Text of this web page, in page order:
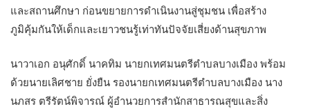
และสถานศึกษา ก่อนขยายการดำเนินงานสู่ชุมชน เพื่อสร้าง
ภูมิคุ้มกันให้เด็กและเยาวชนรู้เท่าทันปัจจัยเสี่ยงด้านสุขภาพ
นาวาเอก อนุศักดิ์ นาคทิม นายกเทศมนตรีตำบลบางเมือง พร้อม
ด้วยนายเลิศชาย ยั่งยืน รองนายกเทศมนตรีตำบลบางเมือง นาง
นภสร ตรีรัตน์พิจารณ์ ผู้อำนวยการสำนักสาธารณสุขและสิ่ง